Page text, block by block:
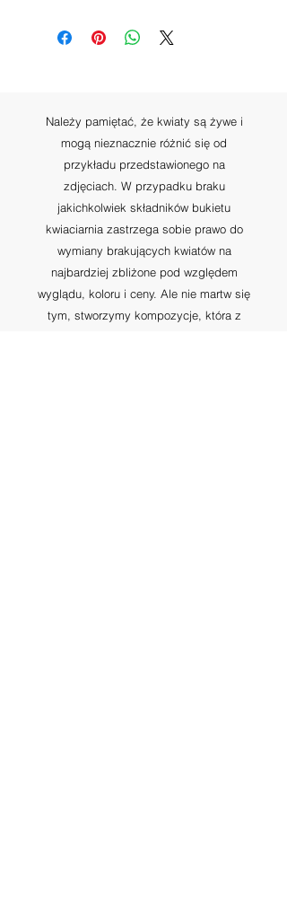
Należy pamiętać, że kwiaty są żywe i
mogą nieznacznie różnić się od
przykładu przedstawionego na
zdjęciach. W przypadku braku
jakichkolwiek składników bukietu
kwiaciarnia zastrzega sobie prawo do
wymiany brakujących kwiatów na
najbardziej zbliżone pod względem
wyglądu, koloru i ceny. Ale nie martw się
tym, stworzymy kompozycje, która z